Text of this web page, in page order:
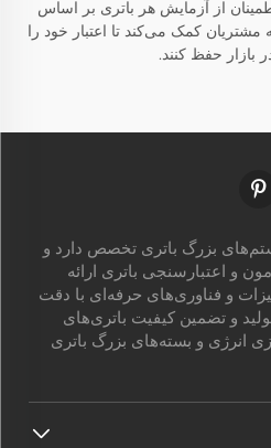
از آزمایش هر باتری بر اساس
مشتریان کمک می‌کند تا اعتبار خود را
بازار حفظ کنند.
بزرگ باتری تخصص دارد و
و اعتبارسنجی باتری ارائه
و فناوری‌های حرفه‌ای با دقت
و تضمین کیفیت باتری‌های
انرژی و بسته‌های بزرگ باتری